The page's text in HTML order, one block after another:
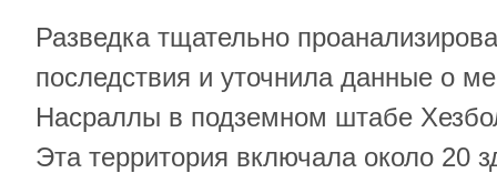
Разведка тщательно
последствия и уточнила данные о
Насраллы в подземном штабе
Эта территория включала около 20